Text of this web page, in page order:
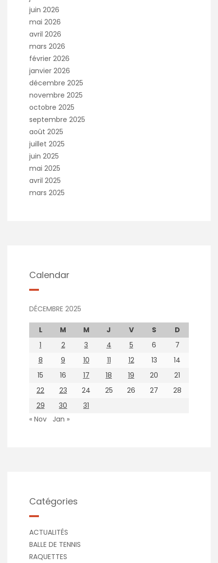
juin 2026
mai 2026
avril 2026
mars 2026
février 2026
janvier 2026
décembre 2025
novembre 2025
octobre 2025
septembre 2025
août 2025
juillet 2025
juin 2025
mai 2025
avril 2025
mars 2025
Calendar
DÉCEMBRE 2025
L M M J V S
D
1
2 3 4 5 6
7
8
9 10 11 12 13
14
15
16 17 18 19 20
21
22
23 24 25 26 27
28
29
30
31
« Nov
Jan »
Catégories
ACTUALITÉS
BALLE DE TENNIS
RAQUETTES